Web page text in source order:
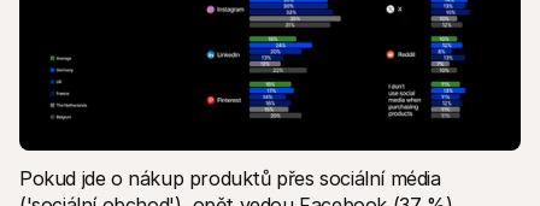
Pokud jde o nákup produktů přes sociální média